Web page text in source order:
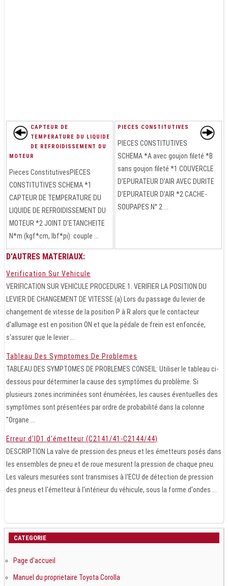
CAPTEUR DE
TEMPERATURE DU LIQUIDE
DE REFROIDISSEMENT DU
MOTEUR
Pieces ConstitutivesPIECES
CONSTITUTIVES SCHEMA *1
CAPTEUR DE TEMPERATURE DU
LIQUIDE DE REFROIDISSEMENT DU
MOTEUR *2 JOINT D'ETANCHEITE
N*m (kgf*cm, lbf*pi): couple ...
PIECES CONSTITUTIVES
PIECES CONSTITUTIVES
SCHEMA *A avec goujon fileté *B
sans goujon fileté *1 COUVERCLE
D'EPURATEUR D'AIR AVEC DURITE
D'EPURATEUR D'AIR *2 CACHE-
SOUPAPES N° 2 ...
D'AUTRES MATERIAUX:
Verification Sur Vehicule
VERIFICATION SUR VEHICULE PROCEDURE 1. VERIFIER LA POSITION DU
LEVIER DE CHANGEMENT DE VITESSE (a) Lors du passage du levier de
changement de vitesse de la position P à R alors que le contacteur
d'allumage est en position ON et que la pédale de frein est enfoncée,
s'assurer que le levier ...
Tableau Des Symptomes De Problemes
TABLEAU DES SYMPTOMES DE PROBLEMES CONSEIL: Utiliser le tableau ci-
dessous pour déterminer la cause des symptômes du problème. Si
plusieurs zones incriminées sont énumérées, les causes éventuelles des
symptômes sont présentées par ordre de probabilité dans la colonne
"Organe ...
Erreur d'ID1 d'émetteur (C2141/41-C2144/44)
DESCRIPTION La valve de pression des pneus et les émetteurs posés dans
les ensembles de pneu et de roue mesurent la pression de chaque pneu.
Les valeurs mesurées sont transmises à l'ECU de détection de pression
des pneus et l'émetteur à l'intérieur du véhicule, sous la forme d'ondes ...
CATEGORIE
Page d'accueil
Manuel du proprietaire Toyota Corolla